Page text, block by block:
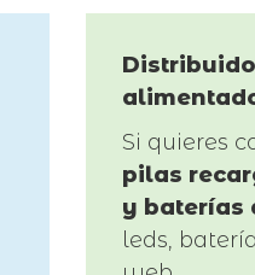
Si quieres
pilas
y baterías
leds,